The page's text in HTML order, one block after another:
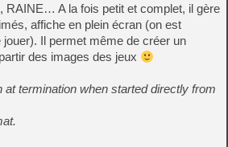
RAINE… A la fois petit et complet, il gère
affiche en plein écran (on est
jouer). Il permet même de créer un
des images des jeux
at termination when started directly from